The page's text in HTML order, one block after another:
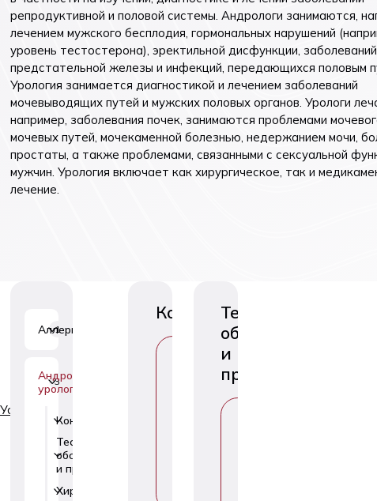
Детская неврология
Маммология
Вакцинация
репродуктивной и половой системы. Андрологи занимаются,
лечением мужского бесплодия, гормональных нарушений
уровень тестостерона), эректильной дисфункции, заболеваний
предстательной железы и инфекций, передающихся половым
Урология занимается диагностикой и лечением заболеваний
мочевыводящих путей и мужских половых органов. Урологи
например, заболевания почек, занимаются проблемами
мочевых путей, мочекаменной болезнью, недержанием мочи,
простаты, а также проблемами, связанными с сексуальной
мужчин. Урология включает как хирургическое, так и
лечение.
Услуги
Консультации
Тесты,
обследования
и
процедуры
Аллергология
1
Андрология-
урология
3
Консультации
1
Тесты,
обследования
и процедуры
3
Хирургия
5